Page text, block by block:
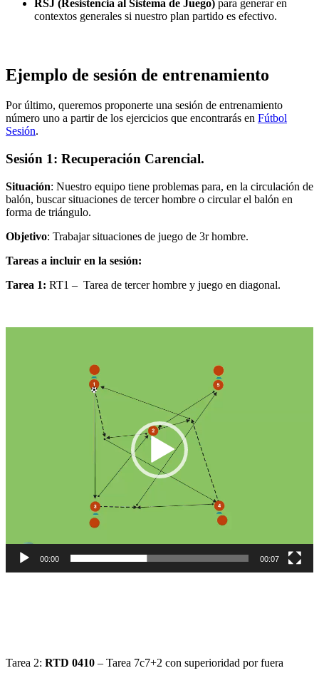
RSJ (Resistencia al Sistema de Juego) para generar en
contextos generales si nuestro plan partido es efectivo.
Ejemplo de sesión de entrenamiento
Por último, queremos proponerte una sesión de entrenamiento
número uno a partir de los ejercicios que encontrarás en Fútbol
Sesión.
Sesión 1: Recuperación Carencial.
Situación: Nuestro equipo tiene problemas para, en la circulación de
balón, buscar situaciones de tercer hombre o circular el balón en
forma de triángulo.
Objetivo: Trabajar situaciones de juego de 3r hombre.
Tareas a incluir en la sesión:
Tarea 1: RT1 – Tarea de tercer hombre y juego en diagonal.
00:00 00:07
Tarea 2: RTD 0410 – Tarea 7c7+2 con superioridad por fuera